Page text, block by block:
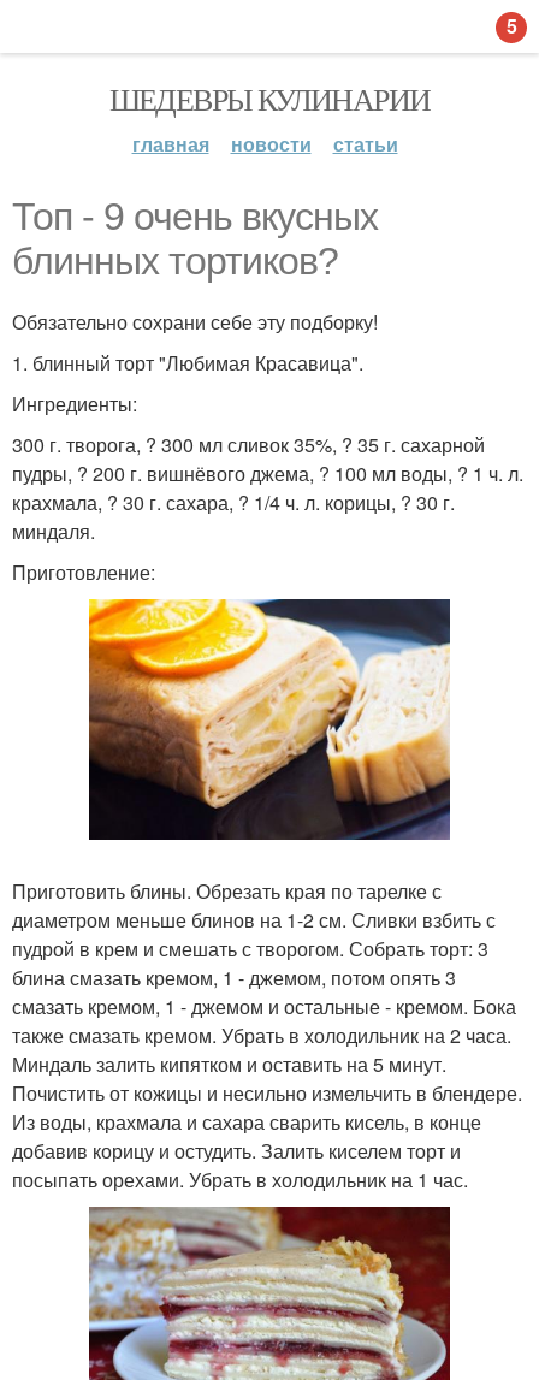
ШЕДЕВРЫ КУЛИНАРИИ
главная новости статьи
Топ - 9 очень вкусных
блинных тортиков?
Обязательно сохрани себе эту подборку!
1. блинный торт "Любимая Красавица".
Ингредиенты:
300 г. творога, ? 300 мл сливок 35%, ? 35 г. сахарной
пудры, ? 200 г. вишнёвого джема, ? 100 мл воды, ? 1 ч. л.
крахмала, ? 30 г. сахара, ? 1/4 ч. л. корицы, ? 30 г.
миндаля.
Приготовление:
Приготовить блины. Обрезать края по тарелке с
диаметром меньше блинов на 1-2 см. Сливки взбить с
пудрой в крем и смешать с творогом. Собрать торт: 3
блина смазать кремом, 1 - джемом, потом опять 3
смазать кремом, 1 - джемом и остальные - кремом. Бока
также смазать кремом. Убрать в холодильник на 2 часа.
Миндаль залить кипятком и оставить на 5 минут.
Почистить от кожицы и несильно измельчить в блендере.
Из воды, крахмала и сахара сварить кисель, в конце
добавив корицу и остудить. Залить киселем торт и
посыпать орехами. Убрать в холодильник на 1 час.
5